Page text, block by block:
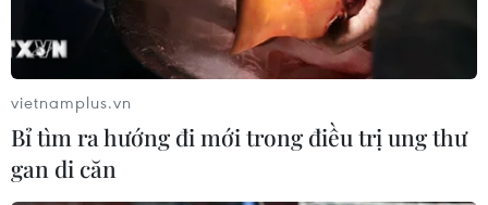
5% tấm của Việt Nam chào bán mức 653 USD/tấn
vietnamplus.vn
Bỉ tìm ra hướng đi mới trong điều trị ung thư
gan di căn